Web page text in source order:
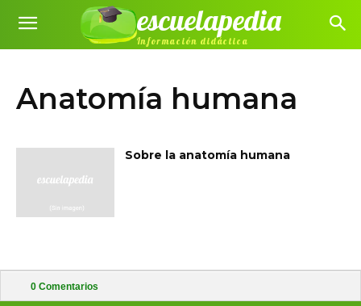
escuelapedia
Información didáctica
Anatomía humana
Sobre la anatomía humana
0 Comentarios